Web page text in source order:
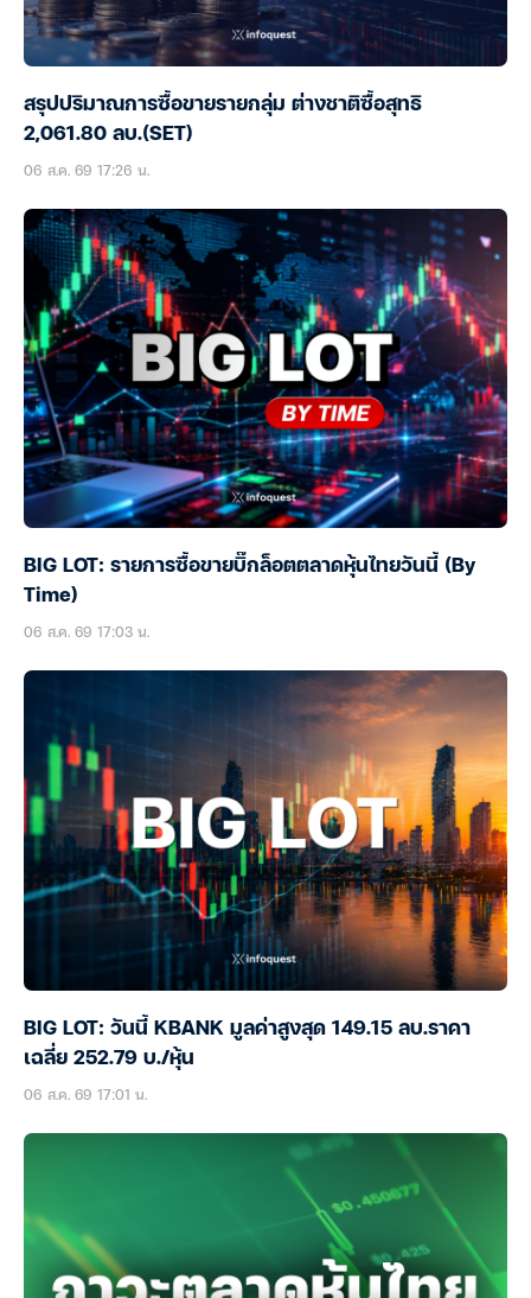
สรุปปริมาณการซื้อขายรายกลุ่ม ต่างชาติซื้อสุทธิ
2,061.80 ลบ.(SET)
06 ส.ค. 69 17:26 น.
BIG LOT: รายการซื้อขายบิ๊กล็อตตลาดหุ้นไทยวันนี้ (By
Time)
06 ส.ค. 69 17:03 น.
BIG LOT: วันนี้ KBANK มูลค่าสูงสุด 149.15 ลบ.ราคา
เฉลี่ย 252.79 บ./หุ้น
06 ส.ค. 69 17:01 น.